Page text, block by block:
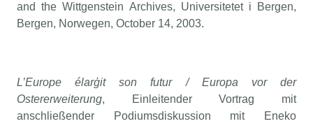
and the Wittgenstein Archives, Universitetet i Bergen,
Bergen, Norwegen, October 14, 2003.
L’Europe élarģit son futur / Europa vor der
Ostererweiterung, Einleitender Vortrag mit
anschließender Podiumsdiskussion mit Eneko